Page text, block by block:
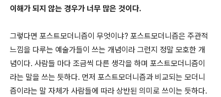
이해가 되지 않는 경우가 너무 많은 것이다.
그렇다면 포스트모더니즘이 무엇이냐? 포스트모더니즘은 주관적
느낌을 다루는 예술가들이 쓰는 개념이라 그런지 정말 모호한 개
념이다. 사람들 마다 조금씩 다른 생각을 하며 포스트모더니즘이
라는 말을 쓰는 듯하다. 먼저 포스트모더니즘과 비교되는 모더니
즘이라는 말 자체가 사람들에 따라 상반된 의미로 쓰이는 듯하다.